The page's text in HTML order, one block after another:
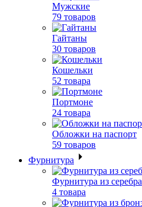
Мужские
79 товаров
Гайтаны
30 товаров
Кошельки
52 товара
Портмоне
24 товара
Обложки на паспорт
59 товаров
Фурнитура
Фурнитура из серебра
4 товара